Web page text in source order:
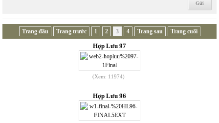
Trang đầu Trang trước 1 2 3 4 Trang sau Trang cuối
Hợp Lưu 97
(Xem: 11974)
Hợp Lưu 96